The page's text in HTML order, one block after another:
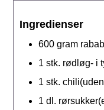
Ingredienser
600 gram
1 stk. rødløg- i
1 stk.
1 dl.